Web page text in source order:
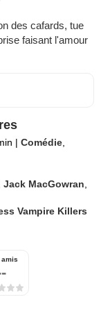
des cafards, tue
faisant l'amour
| Comédie
,Jack MacGowran
Vampire Killers
amis